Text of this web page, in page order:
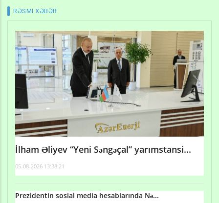
RƏSMI XƏBƏR
İlham Əliyev “Yeni Səngəçal” yarımstansi...
05-08-2026 13:38:21
Prezidentin sosial media hesablarında Nə...